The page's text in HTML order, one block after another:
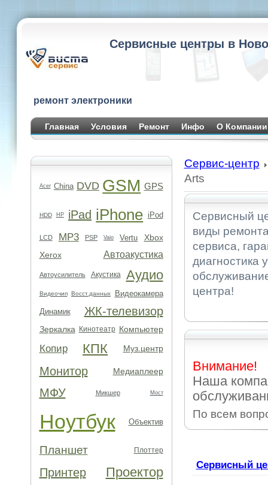
Сервисные центры в
ремонт электроники
Главная Условия Ремонт Инфо О Компании
Acer China DVD GSM GPS
HDD HP iPad iPhone iPod
LCD MP3 PSP Vaio Vertu
Xbox
Xerox
Автоакустика
Автоусилитель Акустика Аудио
Видеочип Восст.данных
Видеокамера
Динамик
ЖК-телевизор
Зеркалка Кинотеатр Компьютер
Копир КПК Муз.центр
Монитор Медиаплеер
МФУ Микшер Мост
Ноутбук Объектив
Планшет Плоттер
Принтер Проектор
Сервис-центр
Arts
Сервисный
виды
сервиса,
диагностика
центра!
Внимание!
Наша
По всем
Сервисный